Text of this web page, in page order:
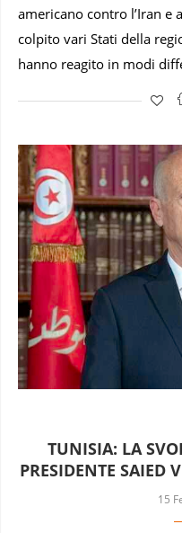
americano contro l’Iran e
colpito vari Stati della
hanno reagito in modi
TUNISIA: LA
PRESIDENTE SAIED
15